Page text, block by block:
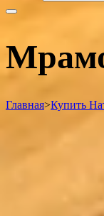
Главная>Купить